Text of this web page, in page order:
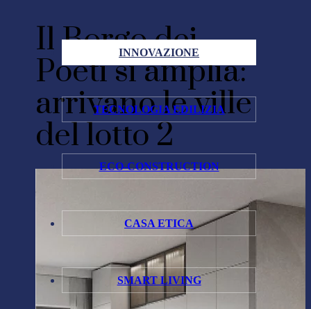
INNOVAZIONE
TECNOLOGIA EDILIZIA
ECO-CONSTRUCTION
CASA ETICA
SMART LIVING
Il Borgo dei
Poeti si amplia:
arrivano le ville
del lotto 2